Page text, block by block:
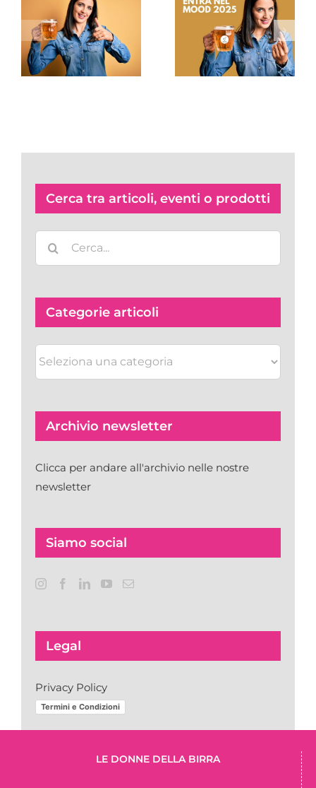
Campagna
associativa
2025
Rinnovo
cariche sociali
2025-2027
Cerca tra articoli, eventi o prodotti
Categorie articoli
Archivio newsletter
Clicca per andare all'archivio nelle nostre
newsletter
Siamo social
Legal
Privacy Policy
Termini e Condizioni
LE DONNE DELLA BIRRA